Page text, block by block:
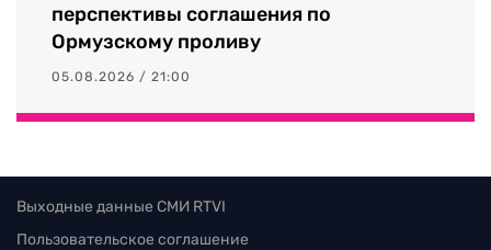
перспективы соглашения по
Ормузскому проливу
05.08.2026 / 21:00
Выходные данные СМИ RTVI
Пользовательское соглашение